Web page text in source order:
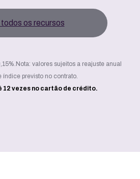
todos os recursos
Nota: valores sujeitos a reajuste anual
índice previsto no contrato.
12 vezes no cartão de crédito.